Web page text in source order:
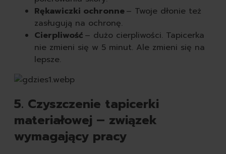
Rękawiczki ochronne– Twoje dłonie też
zasługują na ochronę.
Cierpliwość – dużo cierpliwości. Tapicerka
nie zmieni się w 5 minut. Ale zmieni się na
lepsze.
5. Czyszczenie tapicerki
materiałowej – związek
wymagający pracy